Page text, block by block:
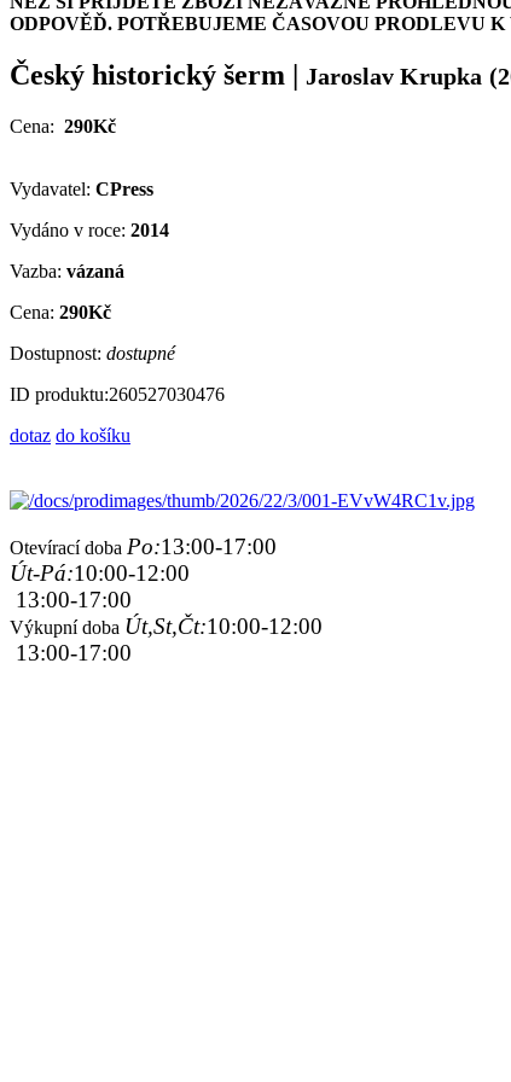
ODPOVĚĎ. POTŘEBUJEME ČASOVOU PRODLEVU
Český historický šerm | Jaroslav Krupka
Cena: 290Kč
Vydavatel: CPress
Vydáno v roce: 2014
Vazba: vázaná
Cena: 290Kč
Dostupnost: dostupné
ID produktu:260527030476
dotaz do košíku
Otevírací doba Po:13:00-17:00
Út-Pá:10:00-12:00
13:00-17:00
Výkupní doba Út,St,Čt:10:00-12:00
13:00-17:00